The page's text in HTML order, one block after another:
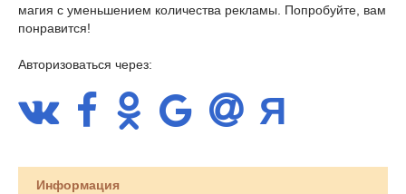
магия с уменьшением количества рекламы. Попробуйте, вам
понравится!
Авторизоваться через:
Информация